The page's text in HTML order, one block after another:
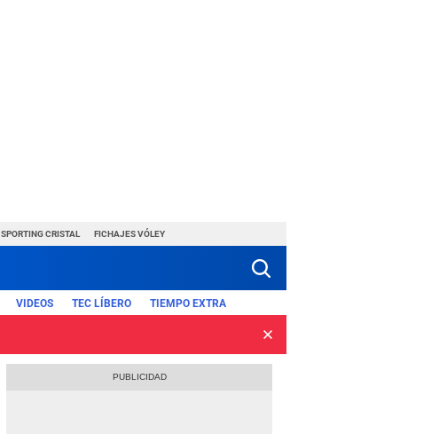
SPORTING CRISTAL FICHAJES VÓLEY
VIDEOS TEC LÍBERO TIEMPO EXTRA